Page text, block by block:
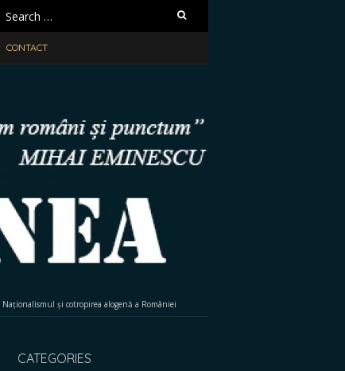
Search
for:
CONTACT
Naționalismul și cotropirea alogenă a României
CATEGORIES